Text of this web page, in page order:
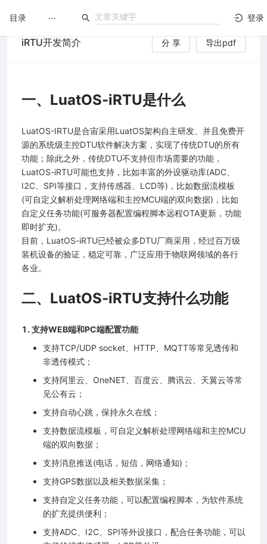
登录
目录
iRTU开发简介 分 享 导出pdf
一、LuatOS-iRTU是什么
LuatOS-IRTU是合宙采用LuatOS架构自主研发、并且免费开
源的系统级主控DTU软件解决方案，实现了传统DTU的所有
功能；除此之外，传统DTU不支持但市场需要的功能，
LuatOS-iRTU可能也支持，比如丰富的外设驱动库(ADC、
I2C、SPI等接口，支持传感器、LCD等)，比如数据流模板
(可自定义解析处理网络端和主控MCU端的双向数据)，比如
自定义任务功能(可服务器配置编程脚本远程OTA更新，功能
即时扩充)。
目前，LuatOS-iRTU已经被众多DTU厂商采用，经过百万级
装机设备的验证，稳定可靠，广泛应用于物联网领域的各行
各业。
二、LuatOS-iRTU支持什么功能
1. 支持WEB端和PC端配置功能
支持TCP/UDP socket、HTTP、MQTT等常见透传和
非透传模式；
支持阿里云、OneNET、百度云、腾讯云、天翼云等常
见公有云；
支持自动心跳，保持永久在线；
支持数据流模板，可自定义解析处理网络端和主控MCU
端的双向数据；
支持消息推送(电话，短信，网络通知)；
支持GPS数据以及相关数据采集；
支持自定义任务功能，可以配置编程脚本，为软件系统
的扩充提供便利；
支持ADC、I2C、SPI等外设接口，配合任务功能，可以